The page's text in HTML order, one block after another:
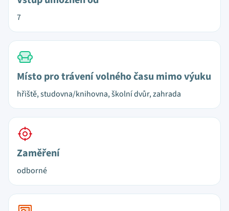
7
Místo pro trávení volného času mimo výuku
hřiště, studovna/knihovna, školní dvůr, zahrada
Zaměření
odborné